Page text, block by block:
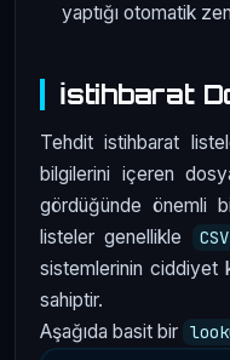
yaptığı otomatik
İstihbarat
Tehdit istihbarat
bilgilerini içeren
gördüğünde önemli
listeler genellikle
CSV
sistemlerinin ciddiyet
sahiptir.
Aşağıda basit bir